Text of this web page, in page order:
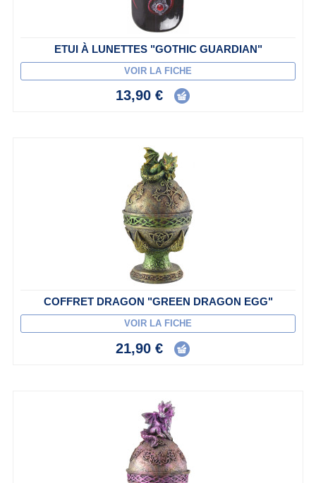
ETUI À LUNETTES "GOTHIC GUARDIAN"
VOIR LA FICHE
13,90 €
COFFRET DRAGON "GREEN DRAGON EGG"
VOIR LA FICHE
21,90 €